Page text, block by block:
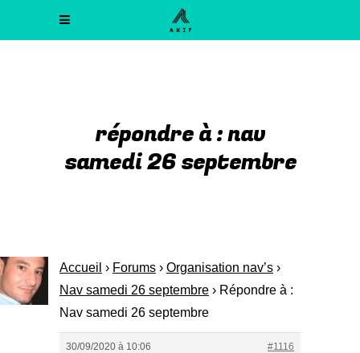
répondre à : nav
samedi 26 septembre
Accueil › Forums › Organisation nav’s ›
Nav samedi 26 septembre › Répondre à :
Nav samedi 26 septembre
30/09/2020 à 10:06 #1116